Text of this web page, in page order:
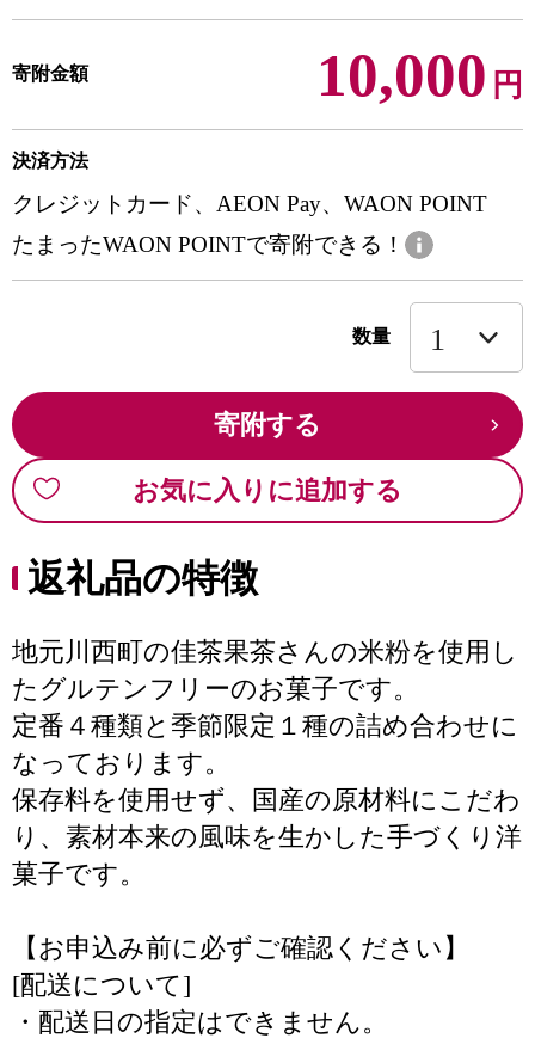
寄附金額 10,000 円
決済方法
クレジットカード、AEON Pay、WAON POINT
たまったWAON POINTで寄附できる！
数量
寄附する
お気に入りに追加する
返礼品の特徴
地元川西町の佳茶果茶さんの米粉を使用し
たグルテンフリーのお菓子です。
定番４種類と季節限定１種の詰め合わせに
なっております。
保存料を使用せず、国産の原材料にこだわ
り、素材本来の風味を生かした手づくり洋
菓子です。
【お申込み前に必ずご確認ください】
[配送について]
・配送日の指定はできません。